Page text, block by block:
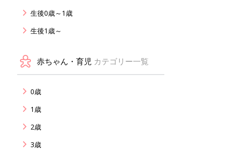
生後0歳～1歳
生後1歳～
赤ちゃん・育児 カテゴリー一覧
0歳
1歳
2歳
3歳